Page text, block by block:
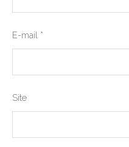
E-mail *
Site